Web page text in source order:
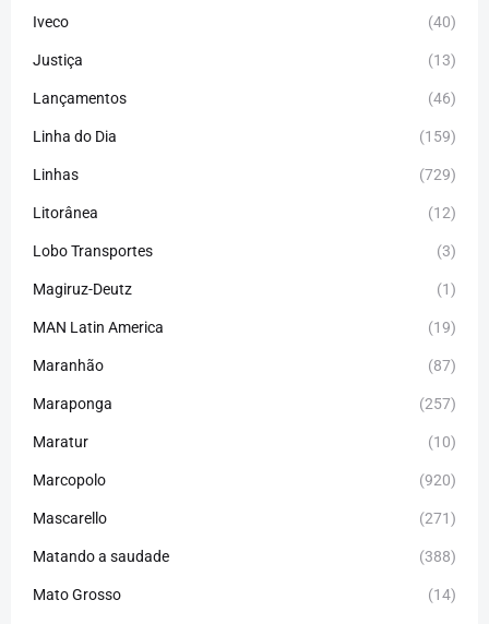
Iveco (40)
Justiça (13)
Lançamentos (46)
Linha do Dia (159)
Linhas (729)
Litorânea (12)
Lobo Transportes (3)
Magiruz-Deutz (1)
MAN Latin America (19)
Maranhão (87)
Maraponga (257)
Maratur (10)
Marcopolo (920)
Mascarello (271)
Matando a saudade (388)
Mato Grosso (14)